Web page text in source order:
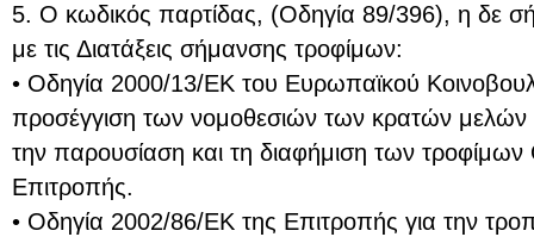
5. Ο κωδικός παρτίδας, (Οδηγία 89/396), η δε
με τις Διατάξεις σήμανσης τροφίμων:
• Οδηγία 2000/13/ΕΚ του Ευρωπαϊκού
προσέγγιση των νομοθεσιών των κρατών μελών
την παρουσίαση και τη διαφήμιση των
Επιτροπής.
• Οδηγία 2002/86/ΕΚ της Επιτροπής για την